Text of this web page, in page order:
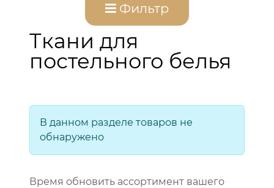
Фильтр
Ткани для
постельного белья
В данном разделе товаров не
обнаружено
Время обновить ассортимент вашего